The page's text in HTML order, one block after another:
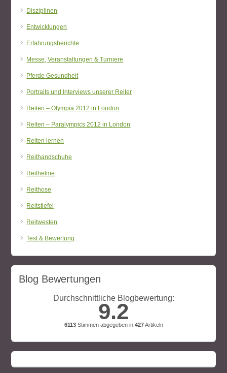
Disziplinen
Entwicklungen
Erfahrungsberichte
Messe, Veranstaltungen & Turniere
Pferde Gesundheit
Portraits und Interviews unserer Reiter
Reiten – Olympia 2012 in London
Reiten – Paralympics 2012 in London
Reiten lernen
Reithandschuhe
Reithelme
Reithose
Reitstiefel
Reitwesten
Test & Bewertung
Blog Bewertungen
Durchschnittliche Blogbewertung:
9.2
6113Stimmen abgegeben in 427Artikeln